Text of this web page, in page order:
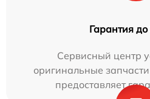
Гарантия до
Сервисный центр
оригинальные
предоставляет